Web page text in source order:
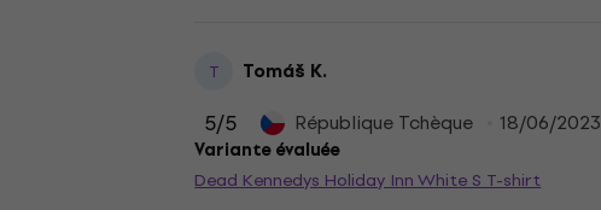
T Tomáš K.
5/5 République Tchèque 18/06/2023
Variante évaluée
Dead Kennedys Holiday Inn White S T-shirt